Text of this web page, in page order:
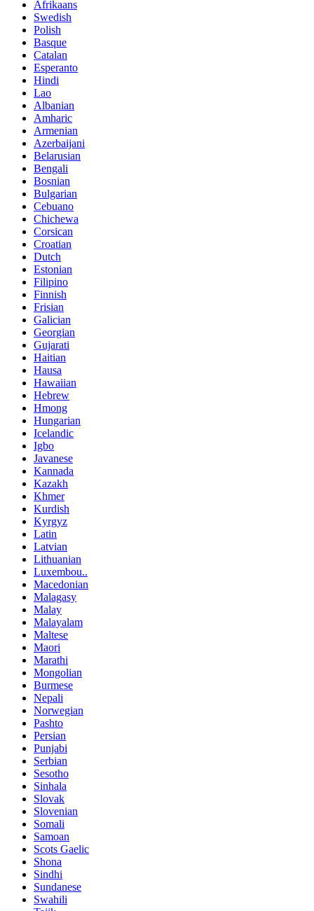
Afrikaans
Swedish
Polish
Basque
Catalan
Esperanto
Hindi
Lao
Albanian
Amharic
Armenian
Azerbaijani
Belarusian
Bengali
Bosnian
Bulgarian
Cebuano
Chichewa
Corsican
Croatian
Dutch
Estonian
Filipino
Finnish
Frisian
Galician
Georgian
Gujarati
Haitian
Hausa
Hawaiian
Hebrew
Hmong
Hungarian
Icelandic
Igbo
Javanese
Kannada
Kazakh
Khmer
Kurdish
Kyrgyz
Latin
Latvian
Lithuanian
Luxembou..
Macedonian
Malagasy
Malay
Malayalam
Maltese
Maori
Marathi
Mongolian
Burmese
Nepali
Norwegian
Pashto
Persian
Punjabi
Serbian
Sesotho
Sinhala
Slovak
Slovenian
Somali
Samoan
Scots Gaelic
Shona
Sindhi
Sundanese
Swahili